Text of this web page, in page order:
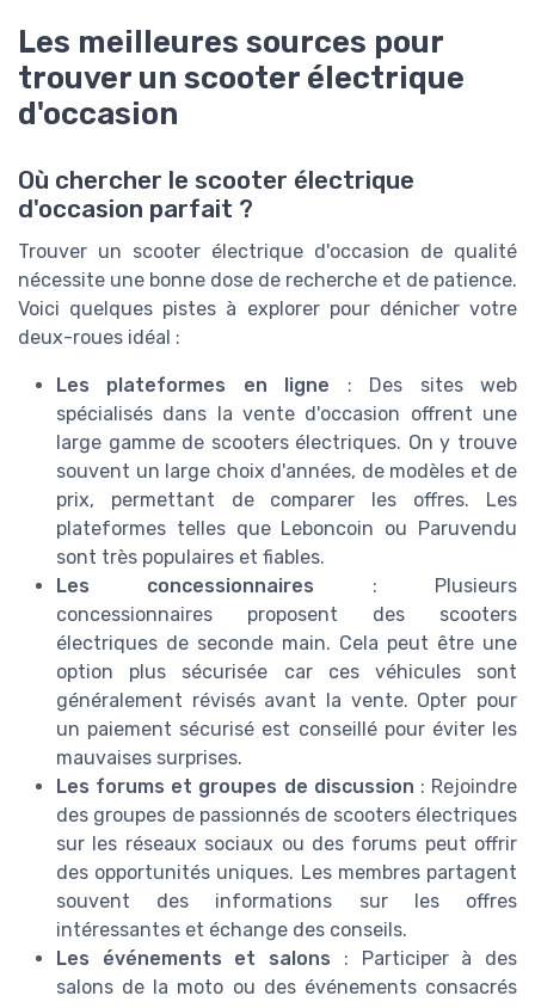
Les meilleures sources pour
trouver un scooter électrique
d'occasion
Où chercher le scooter électrique
d'occasion parfait ?
Trouver un scooter électrique d'occasion de qualité
nécessite une bonne dose de recherche et de patience.
Voici quelques pistes à explorer pour dénicher votre
deux-roues idéal :
Les plateformes en ligne : Des sites web
spécialisés dans la vente d'occasion offrent une
large gamme de scooters électriques. On y trouve
souvent un large choix d'années, de modèles et de
prix, permettant de comparer les offres. Les
plateformes telles que Leboncoin ou Paruvendu
sont très populaires et fiables.
Les concessionnaires : Plusieurs
concessionnaires proposent des scooters
électriques de seconde main. Cela peut être une
option plus sécurisée car ces véhicules sont
généralement révisés avant la vente. Opter pour
un paiement sécurisé est conseillé pour éviter les
mauvaises surprises.
Les forums et groupes de discussion : Rejoindre
des groupes de passionnés de scooters électriques
sur les réseaux sociaux ou des forums peut offrir
des opportunités uniques. Les membres partagent
souvent des informations sur les offres
intéressantes et échange des conseils.
Les événements et salons : Participer à des
salons de la moto ou des événements consacrés